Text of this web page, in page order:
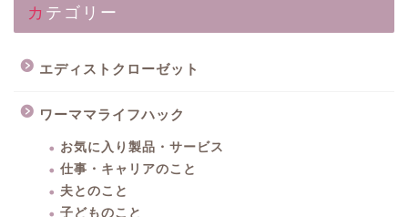
カテゴリー
エディストクローゼット
ワーママライフハック
お気に入り製品・サービス
仕事・キャリアのこと
夫とのこと
子どものこと